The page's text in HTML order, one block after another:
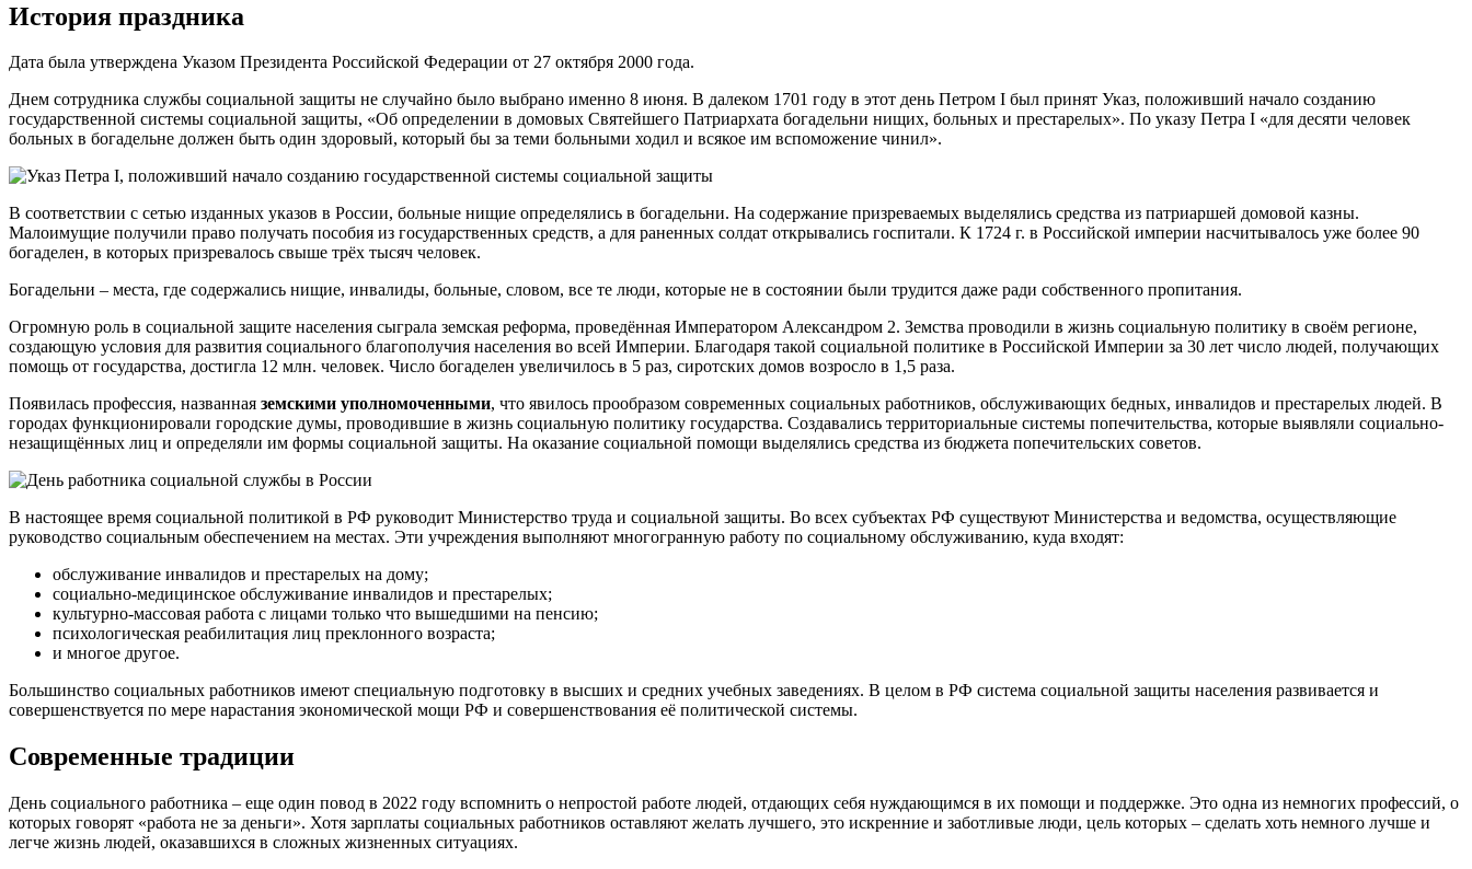
История праздника
Дата была утверждена Указом Президента Российской Федерации от 27 октября 2000 года.
Днем сотрудника службы социальной защиты не случайно было выбрано именно 8 июня. В далеком 1701 году в этот день Петром I был принят Указ, положивший начало созданию
государственной системы социальной защиты, «Об определении в домовых Святейшего Патриархата богадельни нищих, больных и престарелых». По указу Петра I «для десяти человек
больных в богадельне должен быть один здоровый, который бы за теми больными ходил и всякое им вспоможение чинил».
В соответствии с сетью изданных указов в России, больные нищие определялись в богадельни. На содержание призреваемых выделялись средства из патриаршей домовой казны.
Малоимущие получили право получать пособия из государственных средств, а для раненных солдат открывались госпитали. К 1724 г. в Российской империи насчитывалось уже более 90
богаделен, в которых призревалось свыше трёх тысяч человек.
Богадельни – места, где содержались нищие, инвалиды, больные, словом, все те люди, которые не в состоянии были трудится даже ради собственного пропитания.
Огромную роль в социальной защите населения сыграла земская реформа, проведённая Императором Александром 2. Земства проводили в жизнь социальную политику в своём регионе,
создающую условия для развития социального благополучия населения во всей Империи. Благодаря такой социальной политике в Российской Империи за 30 лет число людей, получающих
помощь от государства, достигла 12 млн. человек. Число богаделен увеличилось в 5 раз, сиротских домов возросло в 1,5 раза.
Появилась профессия, названная земскими уполномоченными, что явилось прообразом современных социальных работников, обслуживающих бедных, инвалидов и престарелых людей. В
городах функционировали городские думы, проводившие в жизнь социальную политику государства. Создавались территориальные системы попечительства, которые выявляли социально-
незащищённых лиц и определяли им формы социальной защиты. На оказание социальной помощи выделялись средства из бюджета попечительских советов.
В настоящее время социальной политикой в РФ руководит Министерство труда и социальной защиты. Во всех субъектах РФ существуют Министерства и ведомства, осуществляющие
руководство социальным обеспечением на местах. Эти учреждения выполняют многогранную работу по социальному обслуживанию, куда входят:
обслуживание инвалидов и престарелых на дому;
социально-медицинское обслуживание инвалидов и престарелых;
культурно-массовая работа с лицами только что вышедшими на пенсию;
психологическая реабилитация лиц преклонного возраста;
и многое другое.
Большинство социальных работников имеют специальную подготовку в высших и средних учебных заведениях. В целом в РФ система социальной защиты населения развивается и
совершенствуется по мере нарастания экономической мощи РФ и совершенствования её политической системы.
Современные традиции
День социального работника – еще один повод в 2022 году вспомнить о непростой работе людей, отдающих себя нуждающимся в их помощи и поддержке. Это одна из немногих профессий, о
которых говорят «работа не за деньги». Хотя зарплаты социальных работников оставляют желать лучшего, это искренние и заботливые люди, цель которых – сделать хоть немного лучше и
легче жизнь людей, оказавшихся в сложных жизненных ситуациях.